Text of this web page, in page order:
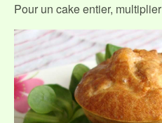
Pour un cake entier,